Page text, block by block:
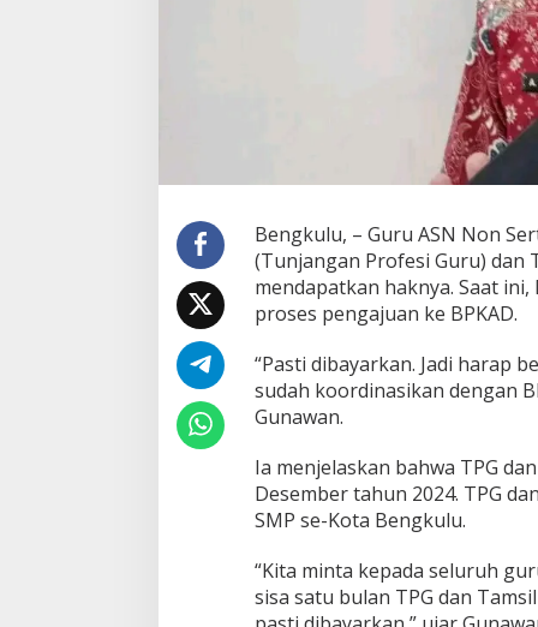
Bengkulu, – Guru ASN Non
(Tunjangan Profesi Guru) dan
mendapatkan haknya. Saat
proses pengajuan ke BPKAD.
“Pasti dibayarkan. Jadi harap
sudah koordinasikan dengan
Gunawan.
Ia menjelaskan bahwa TPG
Desember tahun 2024. TPG
SMP se-Kota Bengkulu.
“Kita minta kepada seluruh
sisa satu bulan TPG dan